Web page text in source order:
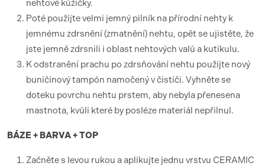
nehtové kůžičky.
Poté použijte velmi jemný pilník na přírodní nehty k
jemnému zdrsnění (zmatnění) nehtu, opět se ujistěte, že
jste jemně zdrsnili i oblast nehtových valů a kutikulu.
K odstranění prachu po zdrsňování nehtu použijte nový
buničinový tampón namočený v čističi. Vyhněte se
doteku povrchu nehtu prstem, aby nebyla přenesena
mastnota, kvůli které by posléze materiál nepřilnul.
BÁZE + BARVA + TOP
Začněte s levou rukou a aplikujte jednu vrstvu CERAMIC